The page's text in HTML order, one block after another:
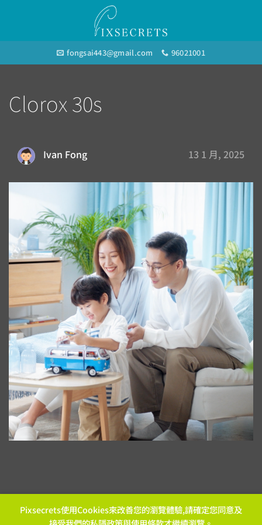
fongsai443@gmail.com 96021001
Clorox 30s
Ivan Fong 13 1 月, 2025
Pixsecrets使用Cookies來改善您的瀏覽體驗,請確定您同意及